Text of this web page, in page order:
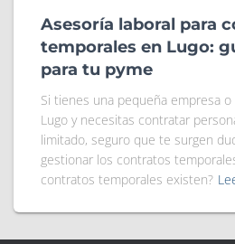
Asesoría laboral para
temporales en Lugo:
para tu pyme
Si tienes una pequeña empresa
Lugo y necesitas contratar
limitado, seguro que te surgen
gestionar los contratos
contratos temporales existen?